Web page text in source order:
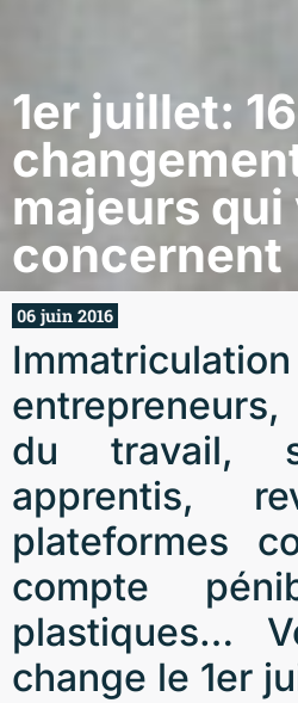
1er juillet: 16
majeurs qui
concernent
06 juin 2016
du travail,
apprentis,
plateformes
compte
plastiques…
change le 1er